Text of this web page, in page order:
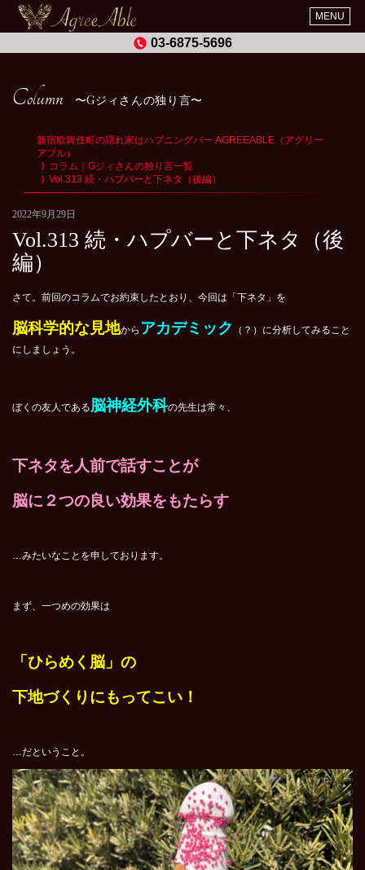
MENU
03-6875-5696
Column Gジィさんの独り言
新宿歌舞伎町の隠れ家はハプニングバー AGREEABLE（アグリー
アブル）
コラム｜Gジィさんの独り言一覧
Vol.313 続・ハプバーと下ネタ（後編）
2022年9月29日
Vol.313 続・ハプバーと下ネタ（後
編）
さて。前回のコラムでお約束したとおり、今回は「下ネタ」を
脳科学的な見地から アカデミック
（？）に分析してみること
にしましょう。
ぼくの友人である脳神経外科の先生は常々、
下ネタを人前で話すことが
脳に２つの良い効果をもたらす
…みたいなことを申しております。
まず、一つめの効果は
「ひらめく脳」の
下地づくりにもってこい！
…だということ。